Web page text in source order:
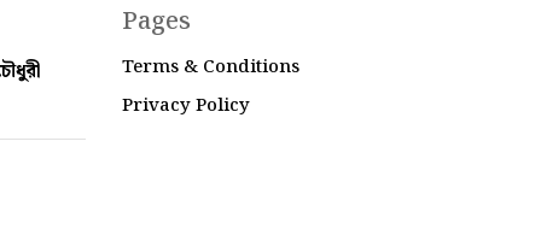
Pages
Terms & Conditions
Privacy Policy